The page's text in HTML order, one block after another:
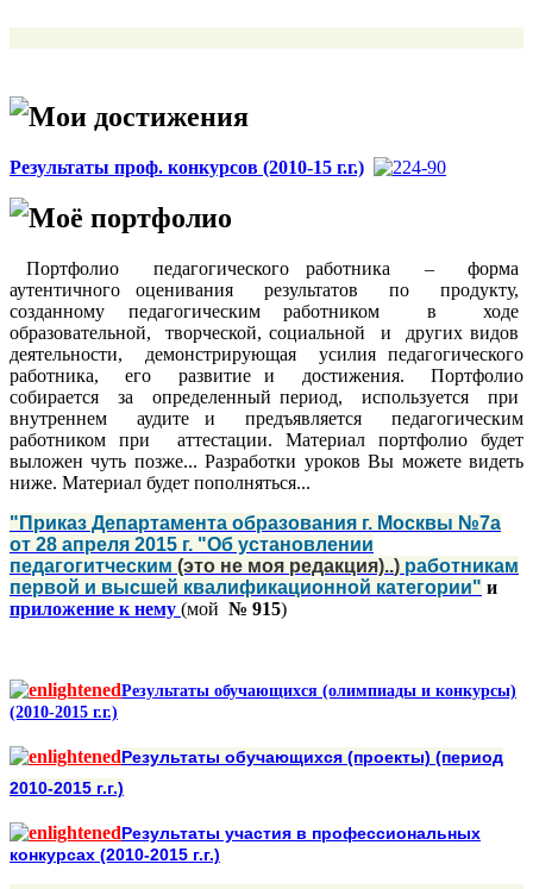
Мои достижения
Результаты проф. конкурсов (2010-15 г.г.)
Моё портфолио
Портфолио педагогического работника – форма
аутентичного оценивания результатов по продукту,
созданному педагогическим работником в ходе
образовательной, творческой, социальной и других видов
деятельности, демонстрирующая усилия педагогического
работника, его развитие и достижения. Портфолио
собирается за определенный период, используется при
внутреннем аудите и предъявляется педагогическим
работником при аттестации. Материал портфолио будет
выложен чуть позже... Разработки уроков Вы можете видеть
ниже. Материал будет пополняться...
"Приказ Департамента образования г. Москвы №7а
от 28 апреля 2015 г. "Об установлении
педагогитческим (это не моя редакция)..) работникам
первой и высшей квалификационной категории" и
приложение к нему (мой № 915)
Результаты обучающихся (олимпиады и конкурсы)
(2010-2015 г.г.)
Результаты обучающихся (проекты) (период
2010-2015 г.г.)
Результаты участия в профессиональных
конкурсах (2010-2015 г.г.)